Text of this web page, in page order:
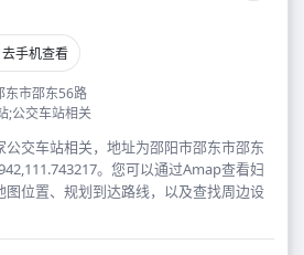
去手机查看
东市邵东56路
;公交车站相关
交车站相关，地址为邵阳市邵东市邵东
。您可以通过Amap查看妇
图位置、规划到达路线，以及查找周边设